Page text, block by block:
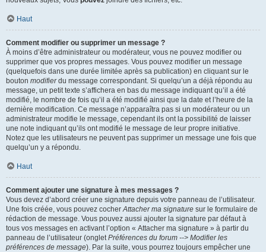
Haut
Comment modifier ou supprimer un message ?
À moins d’être administrateur ou modérateur, vous ne pouvez modifier ou
supprimer que vos propres messages. Vous pouvez modifier un message
(quelquefois dans une durée limitée après sa publication) en cliquant sur le
bouton modifierdu message correspondant. Si quelqu’un a déjà répondu au
message, un petit texte s’affichera en bas du message indiquant qu’il a été
modifié, le nombre de fois qu’il a été modifié ainsi que la date et l’heure de la
dernière modification. Ce message n’apparaîtra pas si un modérateur ou un
administrateur modifie le message, cependant ils ont la possibilité de laisser
une note indiquant qu’ils ont modifié le message de leur propre initiative.
Notez que les utilisateurs ne peuvent pas supprimer un message une fois que
quelqu’un y a répondu.
Haut
Comment ajouter une signature à mes messages ?
Vous devez d’abord créer une signature depuis votre panneau de l’utilisateur.
Une fois créée, vous pouvez cocherAttacher ma signature sur le formulaire de
rédaction de message. Vous pouvez aussi ajouter la signature par défaut à
tous vos messages en activant l’option « Attacher ma signature » à partir du
panneau de l’utilisateur (ongletPréférences du forum --> Modifier les
préférences de message). Par la suite, vous pourrez toujours empêcher une